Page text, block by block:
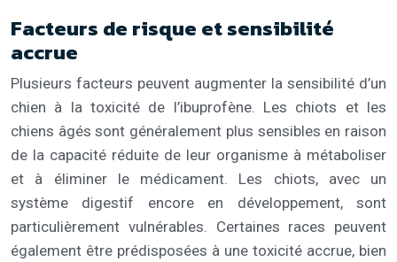
Facteurs de risque et sensibilité
accrue
Plusieurs facteurs peuvent augmenter la sensibilité d’un
chien à la toxicité de l’ibuprofène. Les chiots et les
chiens âgés sont généralement plus sensibles en raison
de la capacité réduite de leur organisme à métaboliser
et à éliminer le médicament. Les chiots, avec un
système digestif encore en développement, sont
particulièrement vulnérables. Certaines races peuvent
également être prédisposées à une toxicité accrue, bien